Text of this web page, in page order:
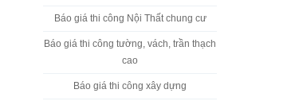
Báo giá thi công Nội Thất chung cư
Báo giá thi công tường, vách, trần thạch
cao
Báo giá thi công xây dựng